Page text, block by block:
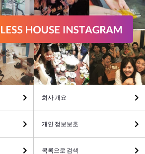
회사 개요
개인 정보보호
목록으로 검색